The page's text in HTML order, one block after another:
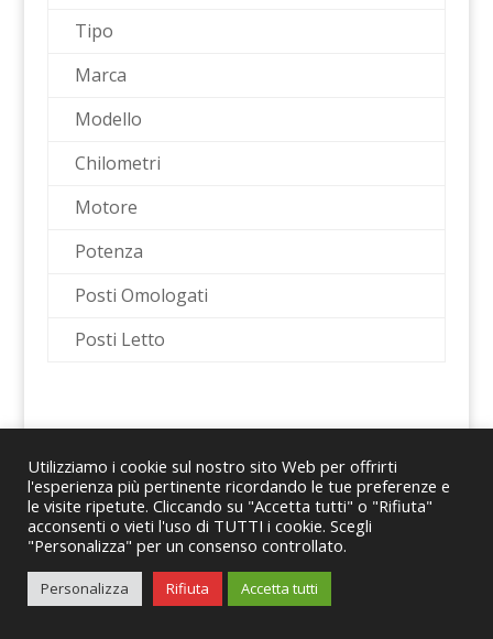
Tipo
Marca
Modello
Chilometri
Motore
Potenza
Posti Omologati
Posti Letto
© 2024 Romano Caravans Group S.r.l. – P.IVA
08167441214
Utilizziamo i cookie sul nostro sito Web per offrirti
l'esperienza più pertinente ricordando le tue preferenze e
le visite ripetute. Cliccando su "Accetta tutti" o "Rifiuta"
acconsenti o vieti l'uso di TUTTI i cookie. Scegli
"Personalizza" per un consenso controllato.
Personalizza Rifiuta Accetta tutti